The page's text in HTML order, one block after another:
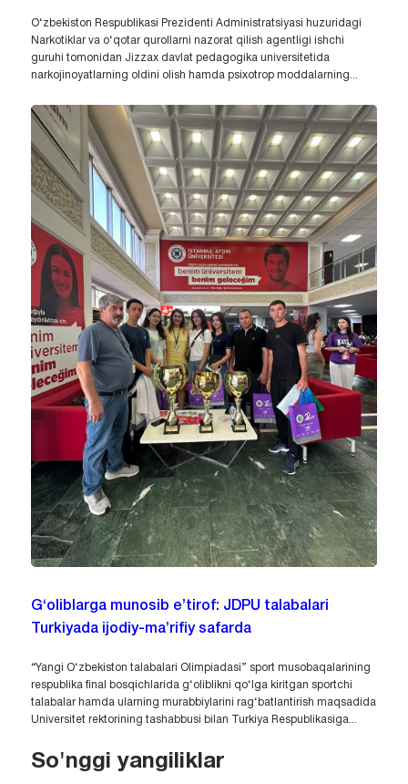
O‘zbekiston Respublikasi Prezidenti Administratsiyasi huzuridagi
Narkotiklar va o‘qotar qurollarni nazorat qilish agentligi ishchi
guruhi tomonidan Jizzax davlat pedagogika universitetida
narkojinoyatlarning oldini olish hamda psixotrop moddalarning...
G‘oliblarga munosib e’tirof: JDPU talabalari
Turkiyada ijodiy-ma’rifiy safarda
“Yangi O‘zbekiston talabalari Olimpiadasi” sport musobaqalarining
respublika final bosqichlarida g‘oliblikni qo‘lga kiritgan sportchi
talabalar hamda ularning murabbiylarini rag‘batlantirish maqsadida
Universitet rektorining tashabbusi bilan Turkiya Respublikasiga...
So'nggi yangiliklar